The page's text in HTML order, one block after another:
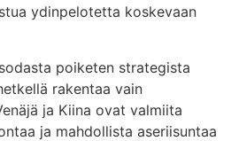
ydinpelotetta koskevaan
poiketen strategista
rakentaa vain
ja Kiina ovat valmiita
ja mahdollista aseriisuntaa